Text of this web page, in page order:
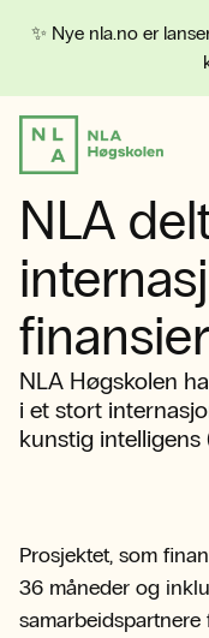
✨ Nye nla.no er
NLA
NLA Høgskolen
i et stort
kunstig intelligens
Prosjektet, som
36 måneder og